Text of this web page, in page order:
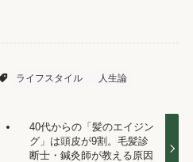
ライフスタイル 人生論
40代からの「髪のエイジン
グ」は頭皮が9割。毛髪診
断士・鍼灸師が教える原因